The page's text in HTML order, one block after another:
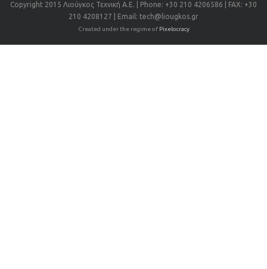
Copyright 2015 Λιούγκος Τεχνική Α.Ε. | Phone: +30 210 4206586 | FAX: +30
210 4208127 | Email: tech@liougkos.gr
Created under the regime of Pixelocracy